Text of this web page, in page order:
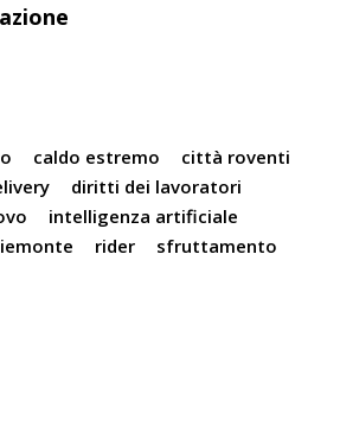
caldo estremo
città roventi
diritti dei lavoratori
intelligenza artificiale
rider sfruttamento